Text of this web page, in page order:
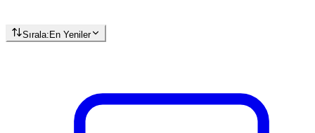
Sırala:En Yeniler